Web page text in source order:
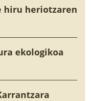
hiru heriotzaren
ekologikoa